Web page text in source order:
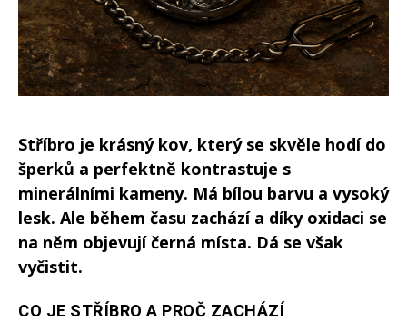
Stříbro je krásný kov, který se skvěle hodí do
šperků a perfektně kontrastuje s
minerálními kameny. Má bílou barvu a vysoký
lesk. Ale během času zachází a díky oxidaci se
na něm objevují černá místa. Dá se však
vyčistit.
CO JE STŘÍBRO A PROČ ZACHÁZÍ